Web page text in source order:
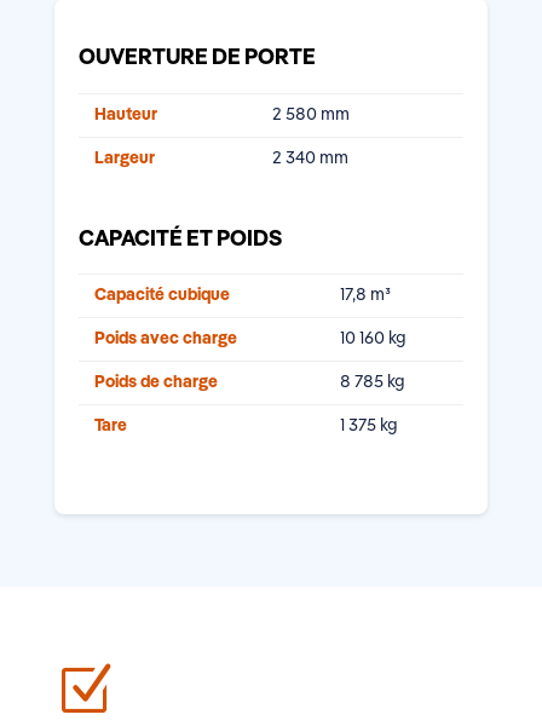
OUVERTURE DE PORTE
Hauteur 2 580 mm
Largeur 2 340 mm
CAPACITÉ ET POIDS
Capacité cubique 17,8 m³
Poids avec charge 10 160 kg
Poids de charge 8 785 kg
Tare 1 375 kg
Z